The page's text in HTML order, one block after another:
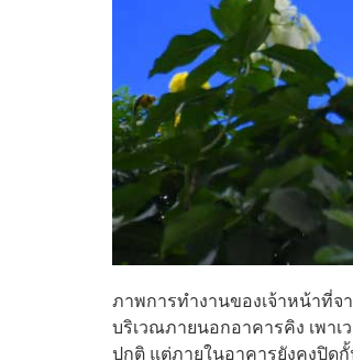
ภาพการทำงานของเจ้าหน้าที่
บริเวณภายนอกอาคารคิง เพา
ปกติ แต่ภายในอาคารยังคงปิด